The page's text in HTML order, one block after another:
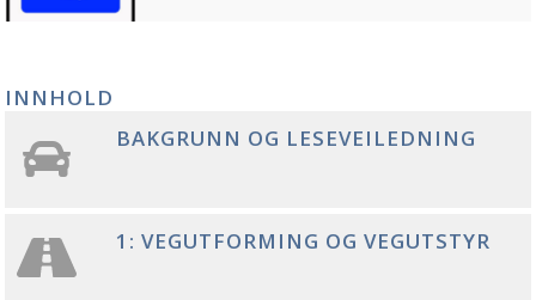
INNHOLD
BAKGRUNN OG LESEVEILEDNING
1: VEGUTFORMING OG VEGUTSTYR